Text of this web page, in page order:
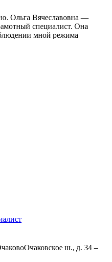
Ольга Вячеславовна —
специалист. Она
мной режима
Очаковское ш., д. 34 –